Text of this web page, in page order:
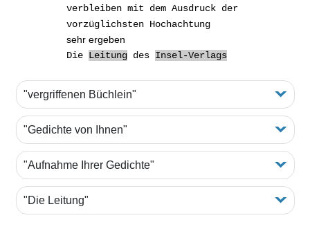
verbleiben mit dem Ausdruck der
vorzüglichsten Hochachtung
sehr ergeben
Die Leitung des Insel-Verlags
"vergriffenen Büchlein"
"Gedichte von Ihnen"
"Aufnahme Ihrer Gedichte"
"Die Leitung"